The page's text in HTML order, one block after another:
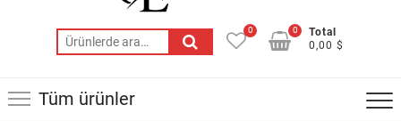
Ara:
0
Total
0,00 $
0
Tüm ürünler